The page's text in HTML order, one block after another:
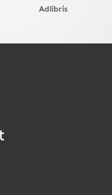
Adlibris